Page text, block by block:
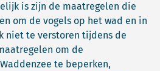
is zijn de maatregelen die
om de vogels op het wad en in
niet te verstoren tijdens de
om de
te beperken,